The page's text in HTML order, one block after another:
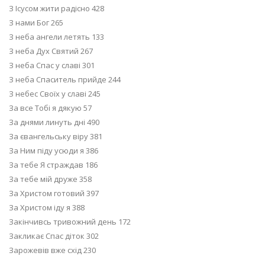
З Ісусом жити радісно 428
З нами Бог 265
З неба ангели летять 133
З неба Дух Святий 267
З неба Спас у славі 301
З неба Спаситель прийде 244
З небес Своїх у славі 245
За все Тобі я дякую 57
За днями линуть дні 490
За євангельську віру 381
За Ним піду усюди я 386
За тебе Я страждав 186
За тебе мій друже 358
За Христом готовий 397
За Христом іду я 388
Закінчивсь тривожний день 172
Закликає Спас діток 302
Зарожевів вже схід 230